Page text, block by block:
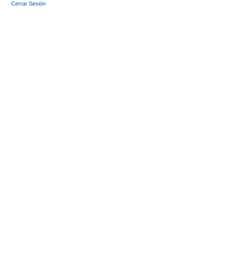
Cerrar Sesión